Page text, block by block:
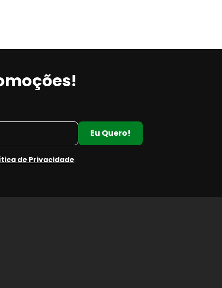
Eu Quero!
de Privacidade.